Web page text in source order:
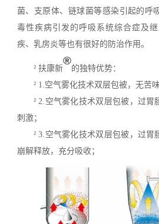
菌、支原体、链球菌等感染引起的呼
毒性疾病引发的呼吸系统综合症及
疾、乳房炎等也有很好的防治作用。
² 扶康新
®
的独特优势：
² 1.空气雾化技术双层包被，无苦
² 2.空气雾化技术双层包被，过胃
刺激；
²3.空气雾化技术双层包被，过胃
崩解释放，充分吸收；